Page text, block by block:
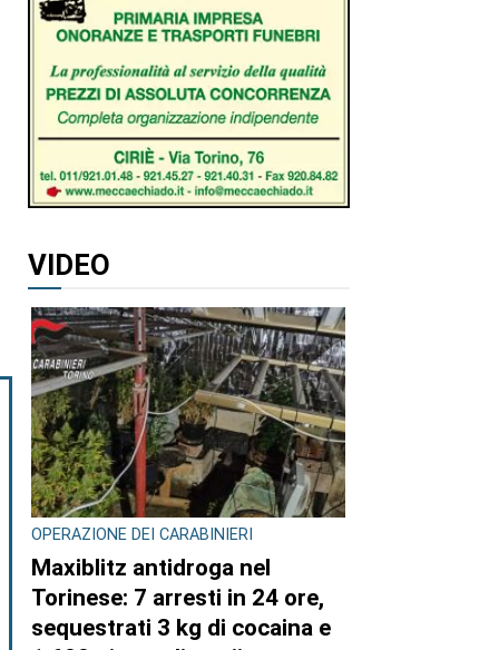
VIDEO
OPERAZIONE DEI CARABINIERI
Maxiblitz antidroga nel
Torinese: 7 arresti in 24 ore,
sequestrati 3 kg di cocaina e